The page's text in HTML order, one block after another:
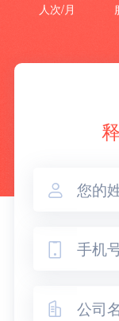
人次/月


